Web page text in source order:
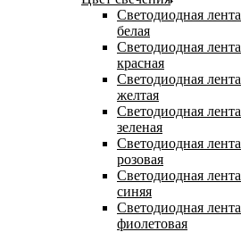
Светодиодная лента
белая
Светодиодная лента
красная
Светодиодная лента
желтая
Светодиодная лента
зеленая
Светодиодная лента
розовая
Светодиодная лента
синяя
Светодиодная лента
фиолетовая